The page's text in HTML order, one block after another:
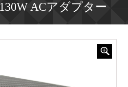
ACアダプター